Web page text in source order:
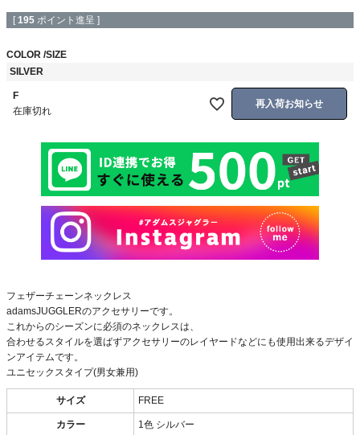
[ 195 ポイント進呈 ]
COLOR SIZE
SILVER
F
在庫切れ
再入荷お知らせ
フェザーチェーンネックレス
adamsJUGGLERのアクセサリーです。
これからのシーズンに必須のネックレスは、
合わせるスタイルを選ばずアクセサリーのレイヤードなどにも使用出来るデザイ
ンアイテムです。
ユニセックスタイプ(男女兼用)
サイズ FREE
カラー 1色 シルバー